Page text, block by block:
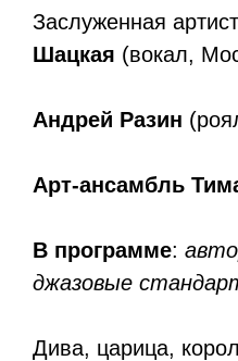
Заслуженная
Шацкая (вокал,
Андрей Разин
Арт-ансамбль
В программе:
джазовые
Дива, царица,